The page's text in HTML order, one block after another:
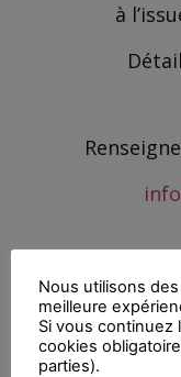
à
Nous utilisons
meilleure
Si vous continuez
cookies
parties).